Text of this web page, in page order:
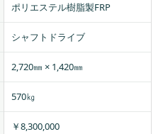
ポリエステル樹脂製FRP
シャフトドライブ
2,720㎜ × 1,420㎜
570㎏
￥8,300,000